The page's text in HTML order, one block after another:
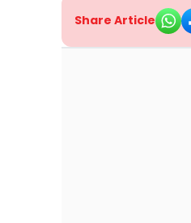
Share Article